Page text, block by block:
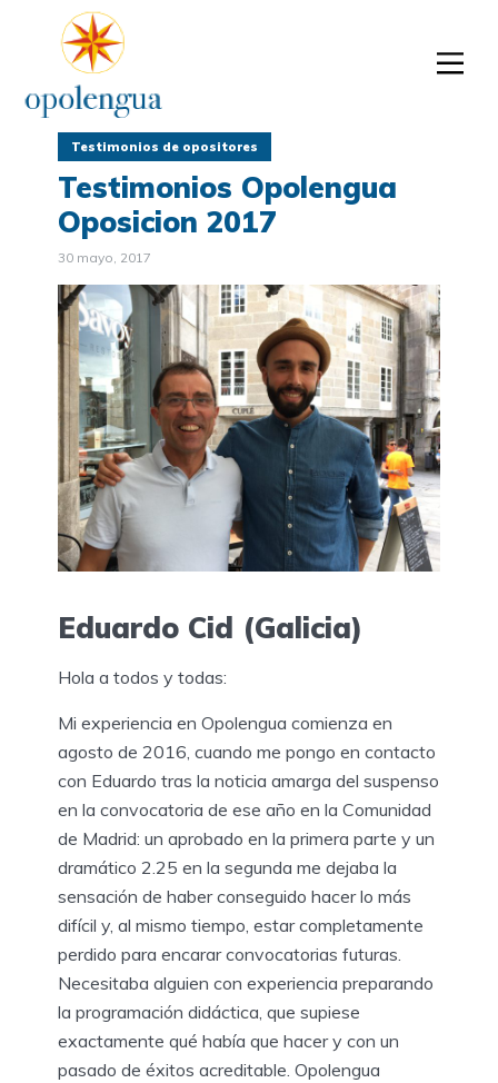
Testimonios de opositores
Testimonios Opolengua
Oposicion 2017
30 mayo, 2017
Eduardo Cid (Galicia)
Hola a todos y todas:
Mi experiencia en Opolengua comienza en
agosto de 2016, cuando me pongo en contacto
con Eduardo tras la noticia amarga del suspenso
en la convocatoria de ese año en la Comunidad
de Madrid: un aprobado en la primera parte y un
dramático 2.25 en la segunda me dejaba la
sensación de haber conseguido hacer lo más
difícil y, al mismo tiempo, estar completamente
perdido para encarar convocatorias futuras.
Necesitaba alguien con experiencia preparando
la programación didáctica, que supiese
exactamente qué había que hacer y con un
pasado de éxitos acreditable. Opolengua